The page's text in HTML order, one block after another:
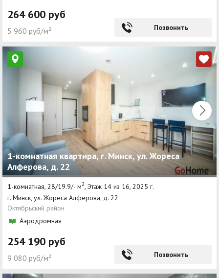
264 600 руб
5 960 руб/м² Позвонить
1-комнатная квартира, г. Минск, ул. Жореса
Алферова, д. 22
1-комнатная, 28/19.9/- м2 , Этаж 14 из 16, 2025 г.
г. Минск, ул. Жореса Алферова, д. 22
Октябрьский район
Аэродромная
254 190 руб
9 080 руб/м² Позвонить